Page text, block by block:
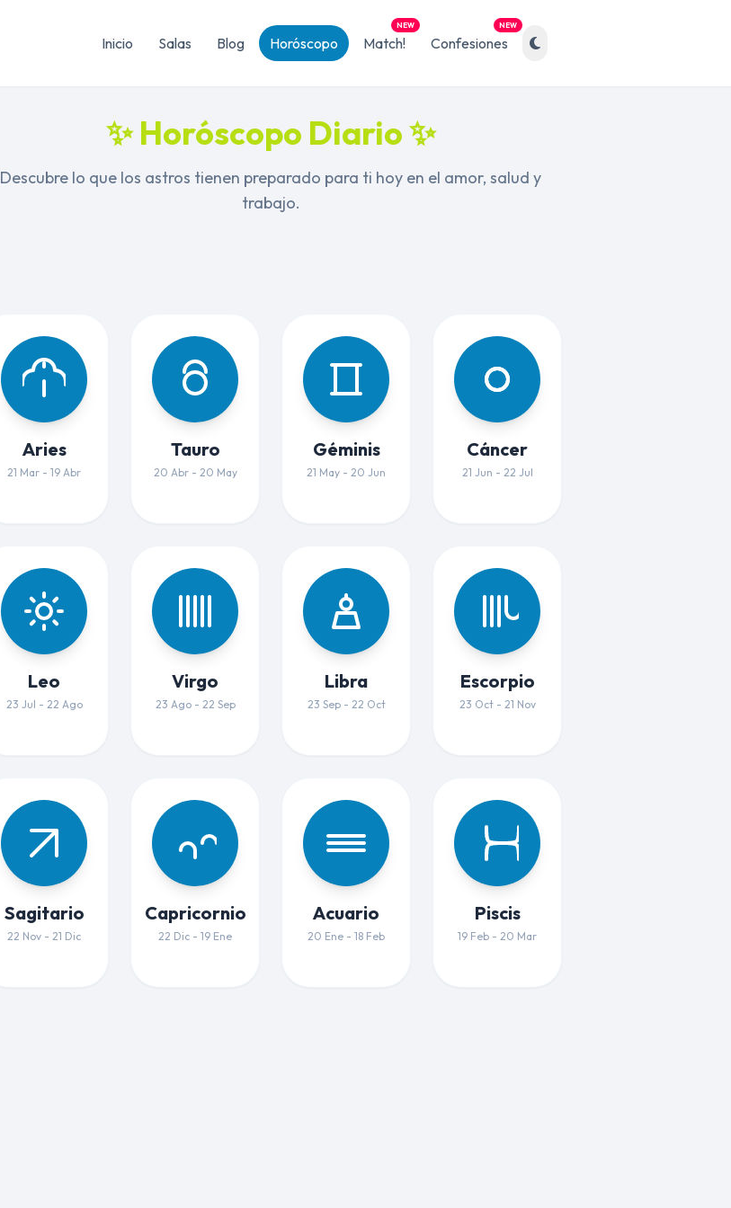
Inicio Salas Blog Horóscopo Match!
NEW
Confesiones
NEW
✨ Horóscopo Diario ✨
Descubre lo que los astros tienen preparado para ti hoy en el amor, salud y
trabajo.
Aries
21 Mar - 19 Abr
Tauro
20 Abr - 20 May
Géminis
21 May - 20 Jun
Cáncer
21 Jun - 22 Jul
Leo
23 Jul - 22 Ago
Virgo
23 Ago - 22 Sep
Libra
23 Sep - 22 Oct
Escorpio
23 Oct - 21 Nov
Sagitario
22 Nov - 21 Dic
Capricornio
22 Dic - 19 Ene
Acuario
20 Ene - 18 Feb
Piscis
19 Feb - 20 Mar